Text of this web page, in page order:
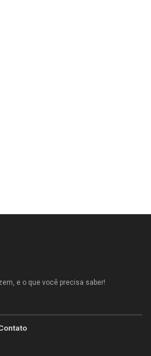
e o que você precisa saber!